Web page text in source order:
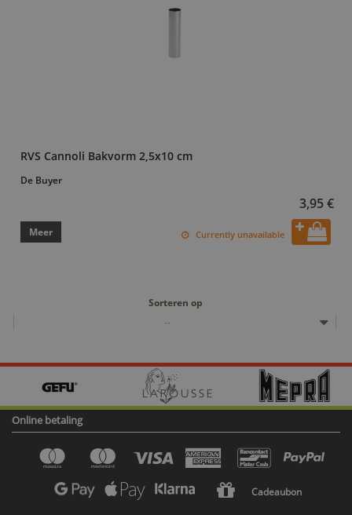
RVS Cannoli Bakvorm 2,5x10 cm
De Buyer
3,95 €
Meer Currently unavailable
Sorteren op
--
Online betaling
Cadeaubon